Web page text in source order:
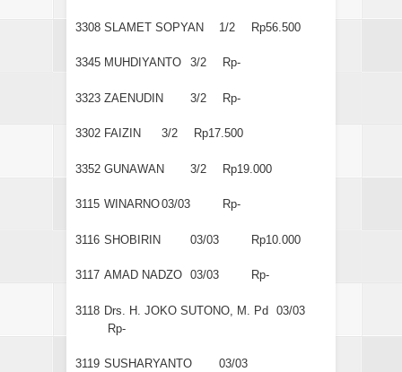
3308 SLAMET SOPYAN 1/2 Rp56.500
3345 MUHDIYANTO 3/2 Rp-
3323 ZAENUDIN 3/2 Rp-
3302 FAIZIN 3/2 Rp17.500
3352 GUNAWAN 3/2 Rp19.000
3115 WINARNO03/03 Rp-
3116 SHOBIRIN 03/03 Rp10.000
3117 AMAD NADZO 03/03 Rp-
3118 Drs. H. JOKO SUTONO, M. Pd
03/03
Rp-
3119 SUSHARYANTO
03/03